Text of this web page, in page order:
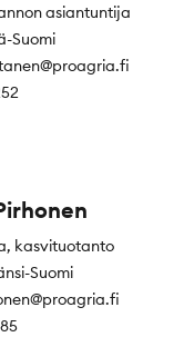
asiantuntija
Suomi
kasvituotanto
Suomi